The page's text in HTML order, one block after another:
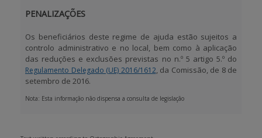
PENALIZAÇÕES
Os beneficiários deste regime de ajuda estão sujeitos a
controlo administrativo e no local, bem como à aplicação
das reduções e exclusões previstas no n.º 5 artigo 5.º do
Regulamento Delegado (UE) 2016/1612, da Comissão, de 8 de
setembro de 2016.
Nota: Esta informação não dispensa a consulta de legislação